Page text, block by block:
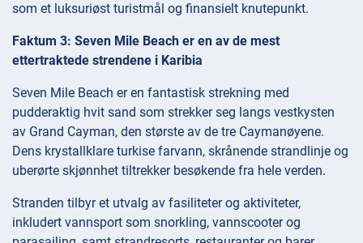
som et luksuriøst turistmål og finansielt knutepunkt.
Faktum 3: Seven Mile Beach er en av de mest
ettertraktede strendene i Karibia
Seven Mile Beach er en fantastisk strekning med
pudderaktig hvit sand som strekker seg langs vestkysten
av Grand Cayman, den største av de tre Caymanøyene.
Dens krystallklare turkise farvann, skrånende strandlinje og
uberørte skjønnhet tiltrekker besøkende fra hele verden.
Stranden tilbyr et utvalg av fasiliteter og aktiviteter,
inkludert vannsport som snorkling, vannscooter og